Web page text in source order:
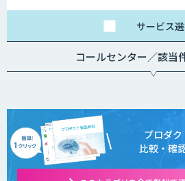
サービス
コールセンター／該
プロダ
比較・確